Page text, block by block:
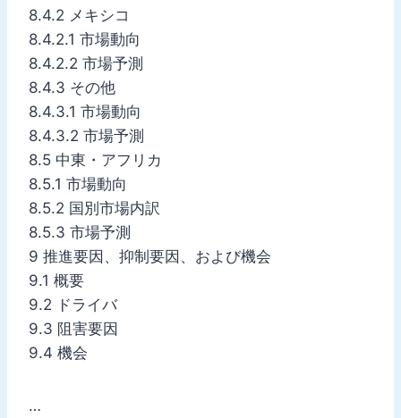
8.4.2 メキシコ
8.4.2.1 市場動向
8.4.2.2 市場予測
8.4.3 その他
8.4.3.1 市場動向
8.4.3.2 市場予測
8.5 中東・アフリカ
8.5.1 市場動向
8.5.2 国別市場内訳
8.5.3 市場予測
9 推進要因、抑制要因、および機会
9.1 概要
9.2 ドライバ
9.3 阻害要因
9.4 機会
…